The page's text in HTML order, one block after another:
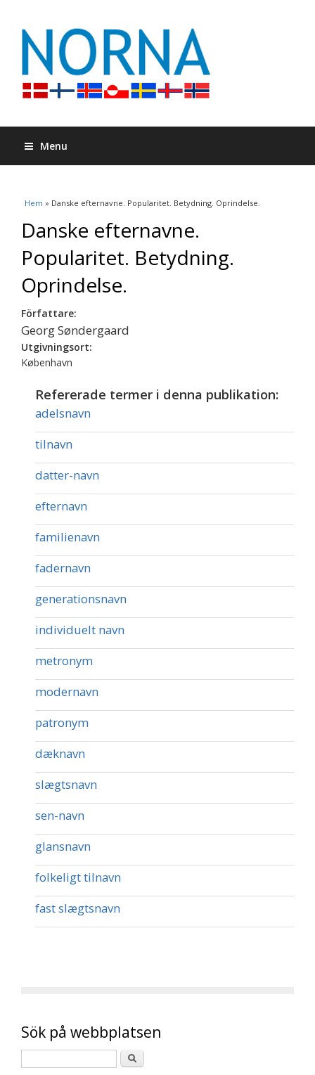
Menu
Du är här
Hem » Danske efternavne. Popularitet. Betydning. Oprindelse.
Danske efternavne.
Popularitet. Betydning.
Oprindelse.
Författare:
Georg Søndergaard
Utgivningsort:
København
Refererade termer i denna publikation:
adelsnavn
tilnavn
datter-navn
efternavn
familienavn
fadernavn
generationsnavn
individuelt navn
metronym
modernavn
patronym
dæknavn
slægtsnavn
sen-navn
glansnavn
folkeligt tilnavn
fast slægtsnavn
Sök på webbplatsen